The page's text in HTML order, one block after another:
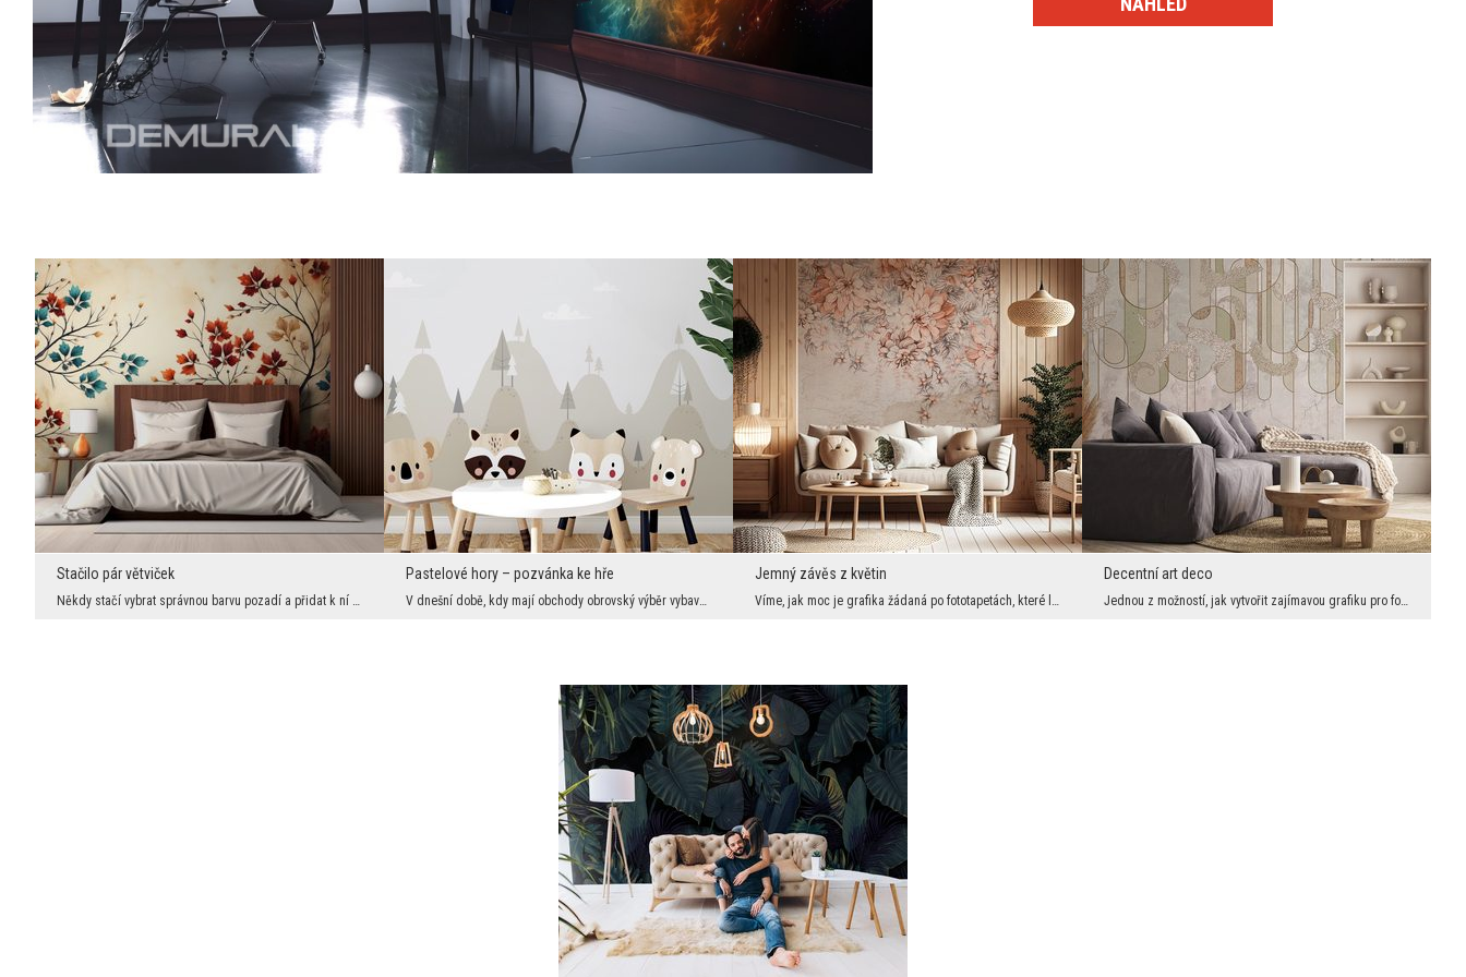
Stačilo pár větviček
Někdy stačí vybrat správnou barvu pozadí a přidat k ní jemné detaily, ale důležité je vytvořit uc...
Pastelové hory – pozvánka ke hře
V dnešní době, kdy mají obchody obrovský výběr vybavení a dekorací do dětského pokoje, není třeba...
Jemný závěs z květin
Víme, jak moc je grafika žádaná po fototapetách, které lze použít k dekoraci stěn v malých místno...
Decentní art deco
Jednou z možností, jak vytvořit zajímavou grafiku pro fototapety, je kombinovat překvapivé styly ...